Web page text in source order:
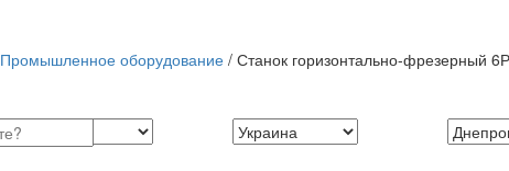
Промышленное оборудование / Станок горизонтально-фрезерный